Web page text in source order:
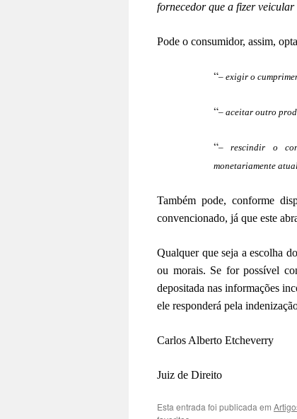
fornecedor que a fizer
Pode o consumidor, assim,
“– exigir o
“– aceitar outro
“– rescindir o
monetariamente
Também pode, conforme
convencionado, já que este
Qualquer que seja a escolha
ou morais. Se for possível
depositada nas informações
ele responderá pela
Carlos Alberto Etcheverry
Juiz de Direito
Esta entrada foi publicada em